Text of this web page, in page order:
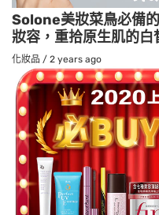
Solone美妝菜鳥必備
妝容，重拾原生肌的白
化妝品 / 2 years ago